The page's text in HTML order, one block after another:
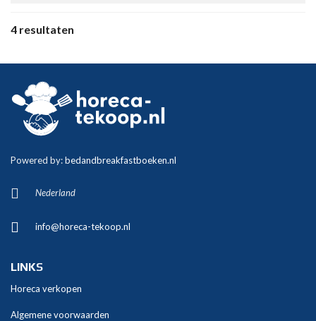
4 resultaten
Powered by:bedandbreakfastboeken.nl
Nederland
info@horeca-tekoop.nl
LINKS
Horeca verkopen
Algemene voorwaarden